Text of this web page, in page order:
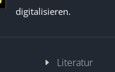
digitalisieren.
Literatur